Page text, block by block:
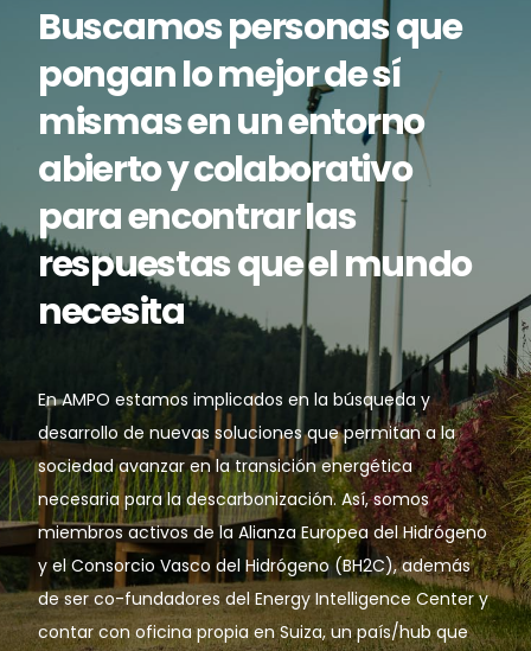
Buscamos personas que
pongan lo mejor de sí
mismas en un entorno
abierto y colaborativo
para encontrar las
respuestas que el mundo
necesita
En AMPO estamos implicados en la búsqueda y
desarrollo de nuevas soluciones que permitan a la
sociedad avanzar en la transición energética
necesaria para la descarbonización. Así, somos
miembros activos de la Alianza Europea del Hidrógeno
y el Consorcio Vasco del Hidrógeno (BH2C), además
de ser co-fundadores del Energy Intelligence Center y
contar con oficina propia en Suiza, un país/hub que